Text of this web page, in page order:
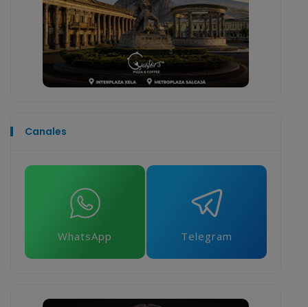
Canales
WhatsApp Telegram